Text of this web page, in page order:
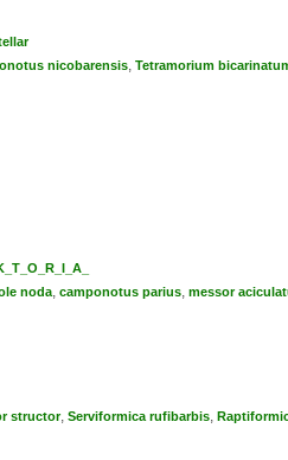
nicobarensis, Tetramorium
noda, camponotus parius, messor
structor, Serviformica rufibarbis,